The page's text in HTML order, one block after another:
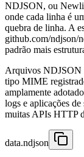
NDJSON, ou
onde cada linha é
quebra de linha. A
github.com/ndjson/
padrão mais
Arquivos NDJSON
tipo MIME
amplamente
logs e aplicações
muitas APIs HTTP
data.ndjson